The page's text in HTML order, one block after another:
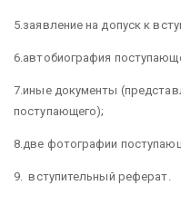
5.​заявление на допуск к
6.​автобиография
7.​иные документы
поступающего);
8.​две фотографии
9. ​вступительный реферат.